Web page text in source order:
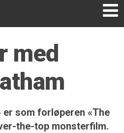
med
er som forløperen «The
the-top monsterfilm.